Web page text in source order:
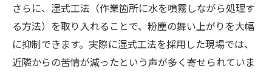
さらに、湿式工法（作業箇所に水を噴霧しながら処理す
る方法）を取り入れることで、粉塵の舞い上がりを大幅
に抑制できます。実際に湿式工法を採用した現場では、
近隣からの苦情が減ったという声が多く寄せられていま